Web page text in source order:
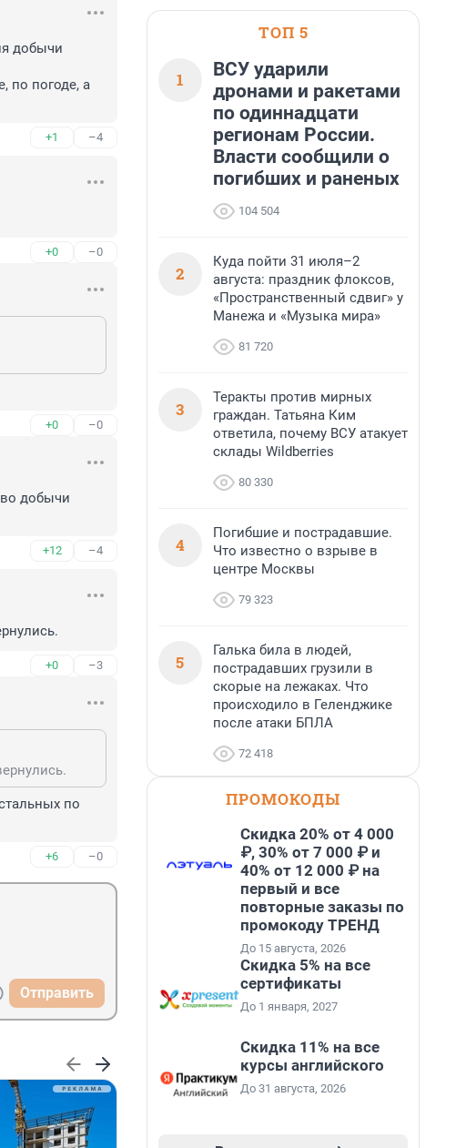
добычи
по погоде, а
+1 –4
+0 –0
+0 –0
добычи
+12 –4
+0 –3
по
+6 –0
Отправить
ТОП 5
1
ВСУ ударили
дронами и ракетами
по одиннадцати
регионам России.
Власти сообщили о
погибших и раненых
104 504
2
Куда пойти 31 июля–2
августа: праздник флоксов,
«Пространственный сдвиг» у
Манежа и «Музыка мира»
81 720
3
Теракты против мирных
граждан. Татьяна Ким
ответила, почему ВСУ атакует
склады Wildberries
80 330
4
Погибшие и пострадавшие.
Что известно о взрыве в
центре Москвы
79 323
5
Галька била в людей,
пострадавших грузили в
скорые на лежаках. Что
происходило в Геленджике
после атаки БПЛА
72 418
ПРОМОКОДЫ
Скидка 20% от 4 000
₽, 30% от 7 000 ₽ и
40% от 12 000 ₽ на
первый и все
повторные заказы по
промокоду ТРЕНД
До 15 августа, 2026
Скидка 5% на все
сертификаты
До 1 января, 2027
Скидка 11% на все
курсы английского
До 31 августа, 2026